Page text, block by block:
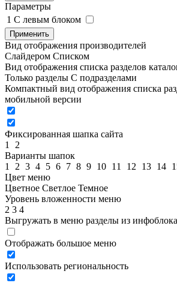
Параметры
1 C левым блоком
Применить
Вид отображения производителей
Слайдером Списком
Вид отображения списка разделов
Только разделы С подразделами
Компактный вид отображения списка
мобильной версии
Фиксированная шапка сайта
1
2
Варианты шапок
1
2 3 4 5 6 7 8 9 10 11 12 13 14
Цвет меню
Цветное Светлое Темное
Уровень вложенности меню
2 3 4
Выгружать в меню разделы из
Отображать большое меню
Использовать региональность